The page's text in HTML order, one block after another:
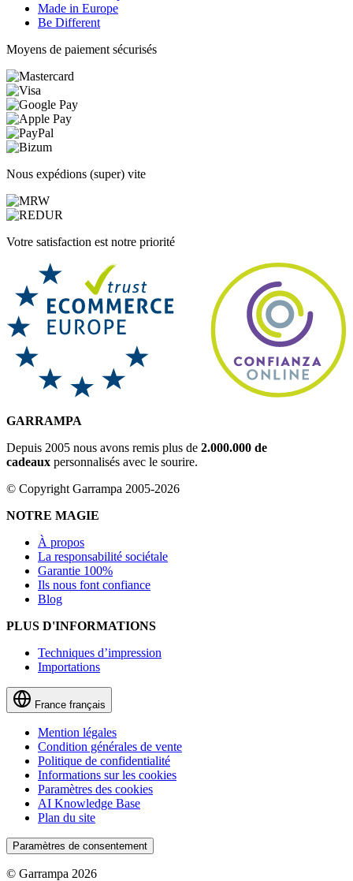
Made in Europe
Be Different
Moyens de paiement sécurisés
Nous expédions (super) vite
Votre satisfaction est notre priorité
GARRAMPA
Depuis 2005 nous avons remis plus de 2.000.000 de
cadeaux personnalisés avec le sourire.
© Copyright Garrampa 2005-2026
NOTRE MAGIE
À propos
La responsabilité sociétale
Garantie 100%
Ils nous font confiance
Blog
PLUS D'INFORMATIONS
Techniques d’impression
Importations
France français
Mention légales
Condition générales de vente
Politique de confidentialité
Informations sur les cookies
Paramètres des cookies
AI Knowledge Base
Plan du site
Paramètres de consentement
© Garrampa 2026